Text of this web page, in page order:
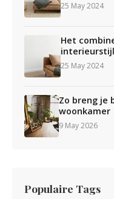
25 May 2024
Het
25 May 2024
Zo breng je
woonkamer
9 May 2026
Populaire Tags